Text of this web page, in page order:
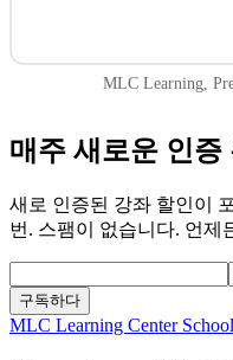
MLC Learning,
매주 새로운 인증
새로 인증된 강좌 할인이
번. 스팸이 없습니다. 언제
구독하다
MLC Learning Center